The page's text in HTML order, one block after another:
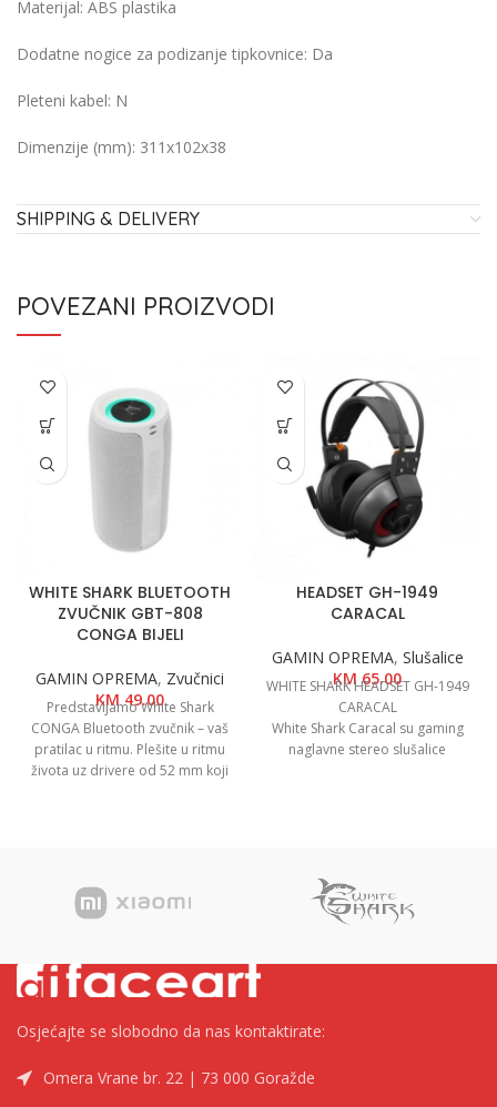
Materijal: ABS plastika
Dodatne nogice za podizanje tipkovnice: Da
Pleteni kabel: N
Dimenzije (mm): 311x102x38
SHIPPING & DELIVERY
POVEZANI PROIZVODI
WHITE SHARK BLUETOOTH
ZVUČNIK GBT-808
CONGA BIJELI
GAMIN OPREMA, Zvučnici
KM49.00
Predstavljamo White Shark
CONGA Bluetooth zvučnik – vaš
pratilac u ritmu. Plešite u ritmu
života uz drivere od 52 mm koji
Domet od 20 m povećava vašu
slobodu. Elegantno stojeći,
izobličenja. Crna ili bijela,
CONGA privlačnost odgovara
vašem stilu. Osvijetlite trenutke
svojim očaravajućim sjajem.
Oslobodite bateriju od 1800
glazbe. Dopustite da se CONGA
HEADSET GH-1949
CARACAL
GAMIN OPREMA, Slušalice
KM 65.00
WHITE SHARK HEADSET GH-1949
CARACAL
White Shark Caracal su gaming
naglavne stereo slušalice
Osjećajte se slobodno da nas kontaktirate:
Omera Vrane br. 22 | 73 000 Goražde